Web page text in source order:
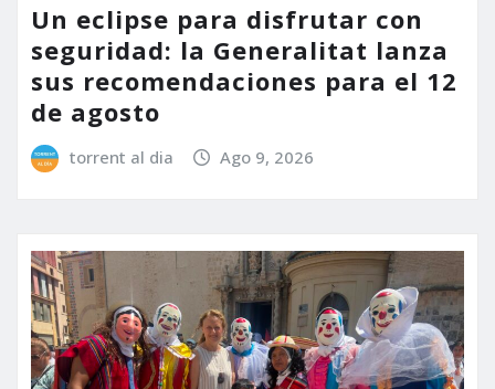
Un eclipse para disfrutar con
seguridad: la Generalitat lanza
sus recomendaciones para el 12
de agosto
torrent al dia Ago 9, 2026